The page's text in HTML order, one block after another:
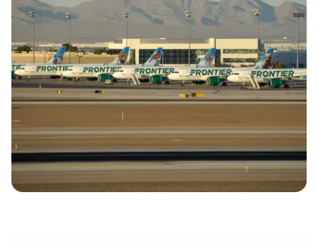
Продовжити з email